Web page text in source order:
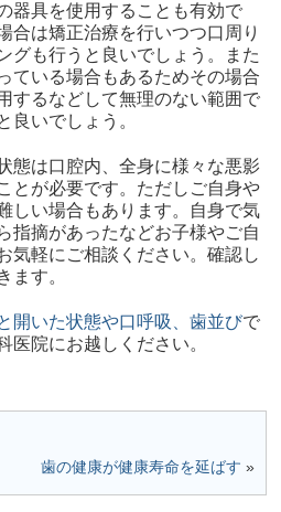
器具を使用することも有効で
合は矯正治療を行いつつ口周り
グも行うと良いでしょう。また
ている場合もあるためその場合
するなどして無理のない範囲で
良いでしょう。
態は口腔内、全身に様々な悪影
とが必要です。ただしご自身や
しい場合もあります。自身で気
指摘があったなどお子様やご自
気軽にご相談ください。確認し
ます。
開いた状態や口呼吸、歯並びで
医院にお越しください。
歯の健康が健康寿命を延ばす »